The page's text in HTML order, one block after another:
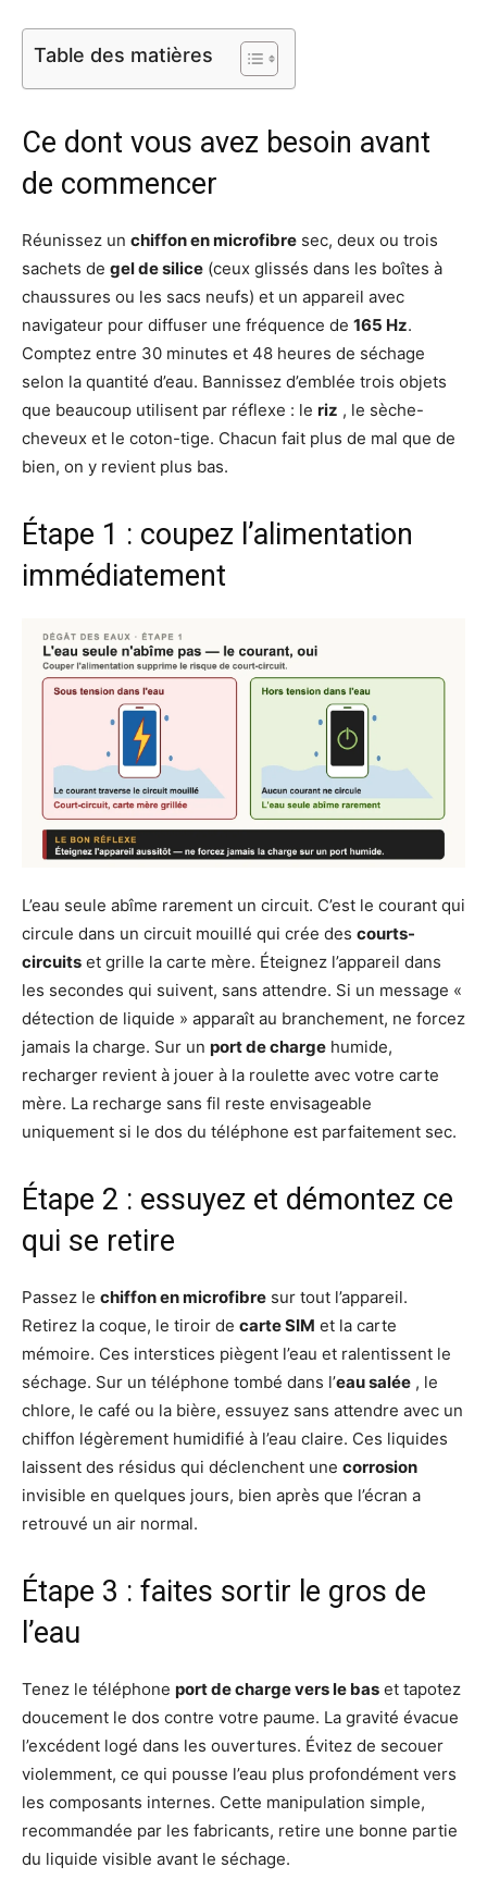
Table des matières
Ce dont vous avez besoin avant
de commencer
Réunissez un chiffon en microfibre sec, deux ou trois
sachets de gel de silice (ceux glissés dans les boîtes à
chaussures ou les sacs neufs) et un appareil avec
navigateur pour diffuser une fréquence de 165 Hz.
Comptez entre 30 minutes et 48 heures de séchage
selon la quantité d’eau. Bannissez d’emblée trois objets
que beaucoup utilisent par réflexe : le riz , le sèche-
cheveux et le coton-tige. Chacun fait plus de mal que de
bien, on y revient plus bas.
Étape 1 : coupez l’alimentation
immédiatement
L’eau seule abîme rarement un circuit. C’est le courant qui
circule dans un circuit mouillé qui crée des courts-
circuits et grille la carte mère. Éteignez l’appareil dans
les secondes qui suivent, sans attendre. Si un message «
détection de liquide » apparaît au branchement, ne forcez
jamais la charge. Sur un port de charge humide,
recharger revient à jouer à la roulette avec votre carte
mère. La recharge sans fil reste envisageable
uniquement si le dos du téléphone est parfaitement sec.
Étape 2 : essuyez et démontez ce
qui se retire
Passez le chiffon en microfibre sur tout l’appareil.
Retirez la coque, le tiroir de carte SIM et la carte
mémoire. Ces interstices piègent l’eau et ralentissent le
séchage. Sur un téléphone tombé dans l’eau salée , le
chlore, le café ou la bière, essuyez sans attendre avec un
chiffon légèrement humidifié à l’eau claire. Ces liquides
laissent des résidus qui déclenchent une corrosion
invisible en quelques jours, bien après que l’écran a
retrouvé un air normal.
Étape 3 : faites sortir le gros de
l’eau
Tenez le téléphone port de charge vers le bas et tapotez
doucement le dos contre votre paume. La gravité évacue
l’excédent logé dans les ouvertures. Évitez de secouer
violemment, ce qui pousse l’eau plus profondément vers
les composants internes. Cette manipulation simple,
recommandée par les fabricants, retire une bonne partie
du liquide visible avant le séchage.